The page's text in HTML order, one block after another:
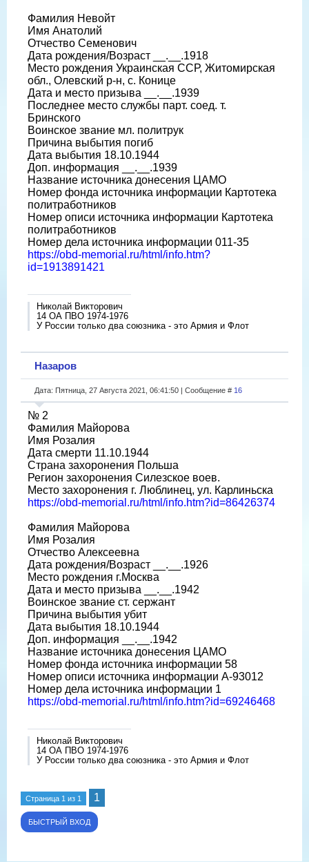
Фамилия Невойт
Имя Анатолий
Отчество Семенович
Дата рождения/Возраст __.__.1918
Место рождения Украинская ССР, Житомирская
обл., Олевский р-н, с. Конице
Дата и место призыва __.__.1939
Последнее место службы парт. соед. т.
Бринского
Воинское звание мл. политрук
Причина выбытия погиб
Дата выбытия 18.10.1944
Доп. информация __.__.1939
Название источника донесения ЦАМО
Номер фонда источника информации Картотека
политработников
Номер описи источника информации Картотека
политработников
Номер дела источника информации 011-35
https://obd-memorial.ru/html/info.htm?
id=1913891421
Николай Викторович
14 ОА ПВО 1974-1976
У России только два союзника - это Армия и Флот
Назаров
Дата: Пятница, 27 Августа 2021, 06:41:50 | Сообщение # 16
№ 2
Фамилия Майорова
Имя Розалия
Дата смерти 11.10.1944
Страна захоронения Польша
Регион захоронения Силезское воев.
Место захоронения г. Люблинец, ул. Карлиньска
https://obd-memorial.ru/html/info.htm?id=86426374
Фамилия Майорова
Имя Розалия
Отчество Алексеевна
Дата рождения/Возраст __.__.1926
Место рождения г.Москва
Дата и место призыва __.__.1942
Воинское звание ст. сержант
Причина выбытия убит
Дата выбытия 18.10.1944
Доп. информация __.__.1942
Название источника донесения ЦАМО
Номер фонда источника информации 58
Номер описи источника информации А-93012
Номер дела источника информации 1
https://obd-memorial.ru/html/info.htm?id=69246468
Николай Викторович
14 ОА ПВО 1974-1976
У России только два союзника - это Армия и Флот
Страница 1 из 1 1